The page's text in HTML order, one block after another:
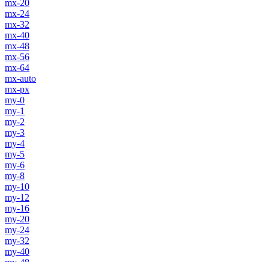
mx-20
mx-24
mx-32
mx-40
mx-48
mx-56
mx-64
mx-auto
mx-px
my-0
my-1
my-2
my-3
my-4
my-5
my-6
my-8
my-10
my-12
my-16
my-20
my-24
my-32
my-40